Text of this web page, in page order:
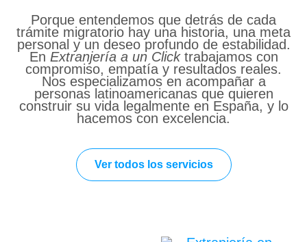
Porque entendemos que detrás de cada
trámite migratorio hay una historia, una meta
personal y un deseo profundo de estabilidad.
En Extranjería a un Clicktrabajamos con
compromiso, empatía y resultados reales.
Nos especializamos en acompañar a
personas latinoamericanas que quieren
construir su vida legalmente en España, y lo
hacemos con excelencia.
Ver todos los servicios